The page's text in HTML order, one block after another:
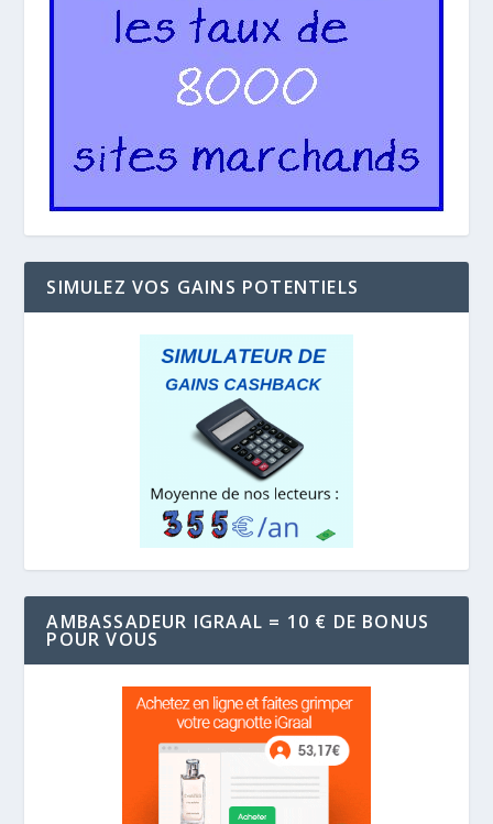
SIMULEZ VOS GAINS POTENTIELS
AMBASSADEUR IGRAAL = 10 € DE BONUS
POUR VOUS